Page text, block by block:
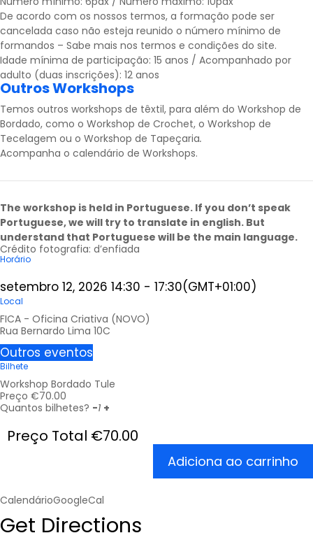
De acordo com os nossos termos, a formação pode ser
cancelada caso não esteja reunido o número mínimo de
formandos – Sabe mais nos termos e condições do site.
Idade mínima de participação: 15 anos / Acompanhado por
adulto (duas inscrições): 12 anos
Outros Workshops
Temos outros workshops de têxtil, para além do Workshop de
Bordado, como o Workshop de Crochet, o Workshop de
Tecelagem ou o Workshop de Tapeçaria.
Acompanha o calendário de Workshops.
The workshop is held in Portuguese. If you don’t speak
Portuguese, we will try to translate in english. But
understand that Portuguese will be the main language.
Crédito fotografia: d’enfiada
Horário
setembro 12, 2026 14:30 - 17:30(GMT+01:00)
Local
FICA - Oficina Criativa (NOVO)
Rua Bernardo Lima 10C
Outros eventos
Bilhete
Workshop Bordado Tule
Preço €70.00
Quantos bilhetes? -1 +
Preço Total €70.00
Adiciona ao carrinho
CalendárioGoogleCal
Get Directions